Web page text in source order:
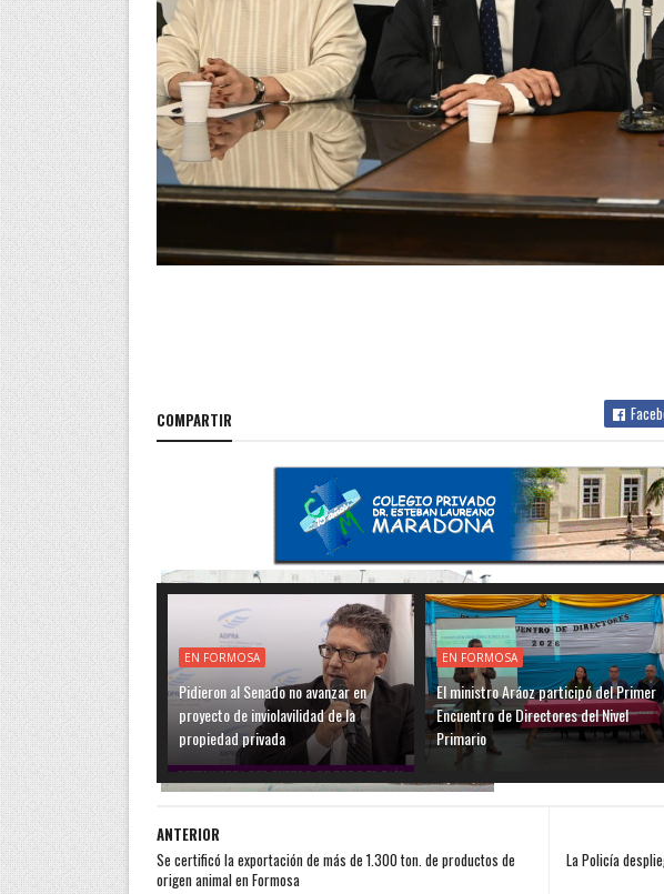
COMPARTIR
EN FORMOSA
Pidieron al Senado no avanzar en
proyecto de inviolavilidad de la
propiedad privada
EN FORMOSA
El ministro Aráoz participó del Primer
Encuentro de Directores del Nivel
Primario
La Policía
ANTERIOR
Se certificó la exportación de más de 1.300 ton. de productos de
origen animal en Formosa